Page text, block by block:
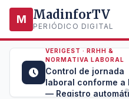
M MadinforTV
PERIÓDICO DIGITAL
VERIGEST · RRHH &
NORMATIVA LABORAL
Control de jornada
laboral conforme a
— Registro